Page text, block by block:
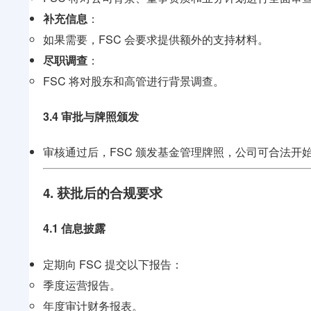
补充信息 ：
如果需要，FSC 会要求提供额外的支持材料。
尽职调查 ：
FSC 将对股东和高管进行背景调查。
3.4 审批与牌照颁发
审核通过后，FSC 颁发基金管理牌照，公司可合法开
4. 获批后的合规要求
4.1 信息披露
定期向 FSC 提交以下报告：
季度运营报告。
年度审计财务报表。